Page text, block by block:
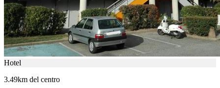
Hotel
3.49km del centro